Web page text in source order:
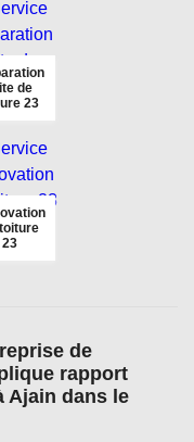
de
23
23
de
rapport
Ajain dans le